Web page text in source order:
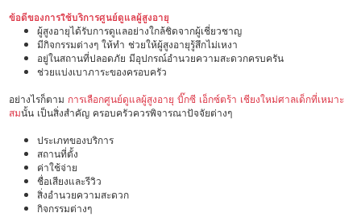
ข้อดีของการใช้บริการศูนย์ดูแลผู้สูงอายุ
ผู้สูงอายุได้รับการดูแลอย่างใกล้ชิดจากผู้เชี่ยวชาญ
มีกิจกรรมต่างๆ ให้ทำ ช่วยให้ผู้สูงอายุรู้สึกไม่เหงา
อยู่ในสถานที่ปลอดภัย มีอุปกรณ์อำนวยความสะดวกครบครัน
ช่วยแบ่งเบาภาระของครอบครัว
อย่างไรก็ตาม การเลือกศูนย์ดูแลผู้สูงอายุ บิ๊กซี เอ็กซ์ตร้า เชียงใหม่ศาลเด็กที่เหมาะ
สมนั้น เป็นสิ่งสำคัญ ครอบครัวควรพิจารณาปัจจัยต่างๆ
ประเภทของบริการ
สถานที่ตั้ง
ค่าใช้จ่าย
ชื่อเสียงและรีวิว
สิ่งอำนวยความสะดวก
กิจกรรมต่างๆ